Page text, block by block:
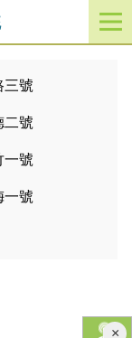
開
啟
三號
二號
一號
一號
×關